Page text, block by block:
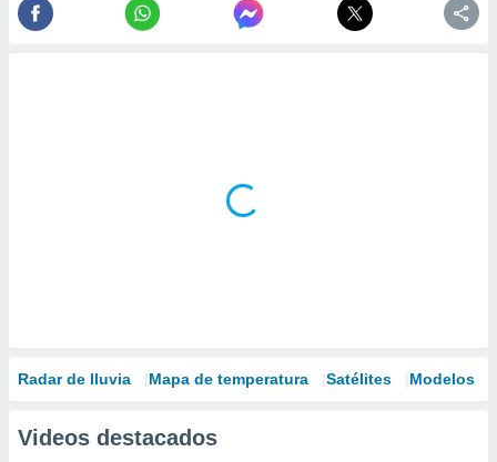
Radar de lluvia Mapa de temperatura Satélites Modelos
Videos destacados